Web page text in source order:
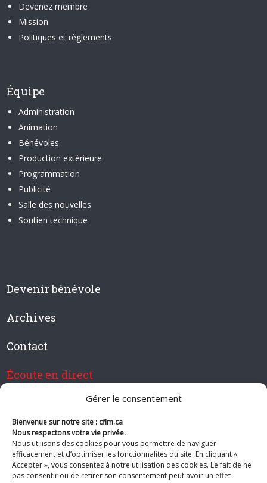
Gérer le consentement
Bienvenue sur notre site : cfim.ca
Nous respectons votre vie privée.
Nous utilisons des cookies pour vous permettre de naviguer
efficacement et d’optimiser les fonctionnalités du site. En cliquant «
Accepter », vous consentez à notre utilisation des cookies. Le fait de ne
pas consentir ou de retirer son consentement peut avoir un effet
Devenez membre
Mission
Politiques et règlements
Équipe
Administration
Animation
Bénévoles
Production extérieure
Programmation
Publicité
Salle des nouvelles
Soutien technique
Devenir bénévole
Archives
Contact
Écoute en direct
Devenir membre de CFIM